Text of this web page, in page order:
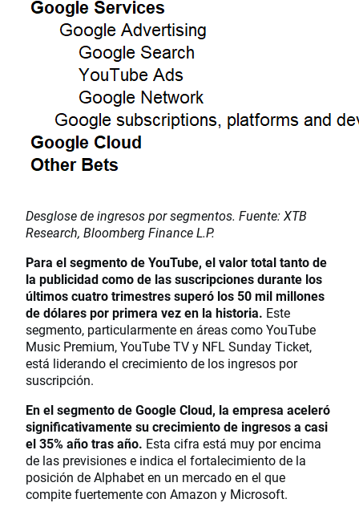
Desglose de ingresos por segmentos. Fuente: XTB
Research, Bloomberg Finance L.P.
Para el segmento de YouTube, el valor total tanto de
la publicidad como de las suscripciones durante los
últimos cuatro trimestres superó los 50 mil millones
de dólares por primera vez en la historia. Este
segmento, particularmente en áreas como YouTube
Music Premium, YouTube TV y NFL Sunday Ticket,
está liderando el crecimiento de los ingresos por
suscripción.
En el segmento de Google Cloud, la empresa aceleró
significativamente su crecimiento de ingresos a casi
el 35% año tras año. Esta cifra está muy por encima
de las previsiones e indica el fortalecimiento de la
posición de Alphabet en un mercado en el que
compite fuertemente con Amazon y Microsoft.